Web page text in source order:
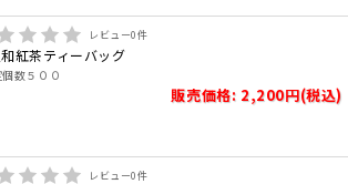
レビュー0件
紅茶ティーバッグ
数５００
販売価格: 2,200円(税込)
レビュー0件